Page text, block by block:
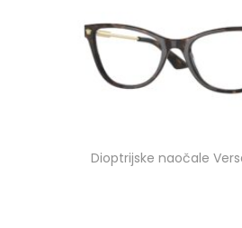
Dioptrijske naočale